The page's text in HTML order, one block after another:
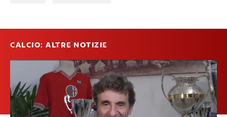
CALCIO: ALTRE NOTIZIE